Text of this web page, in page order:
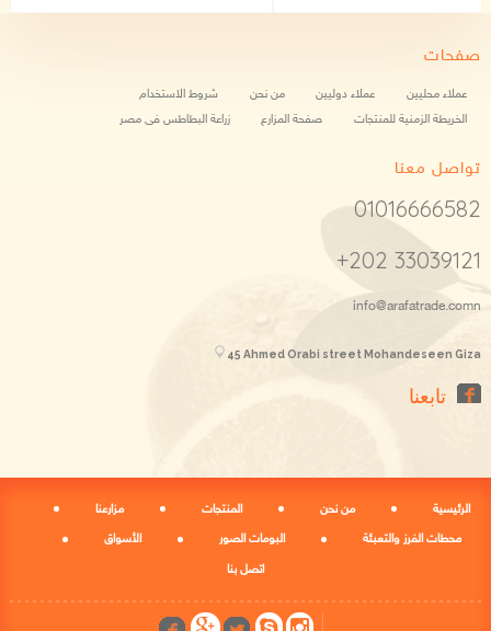
صفحات
شروط الاستخدام من نحن عملاء دوليين
عملاء محليين
زراعة البطاطس فى مصر
صفحة المزارع الخريطة الزمنية للمنتجات
تواصل معنا
01016666582
+202 33039121
info@arafatrade.comn
45 Ahmed Orabi street Mohandeseen Giza
تابعنا
الرئيسية من نحن المنتجات مزارعنا
محطات الفرز والتعبئة البومات الصور الأسواق
اتصل بنا